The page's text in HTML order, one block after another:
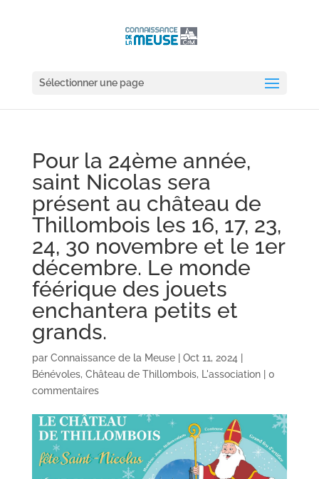
Sélectionner une page
Pour la 24ème année,
saint Nicolas sera
présent au château de
Thillombois les 16, 17, 23,
24, 30 novembre et le 1er
décembre. Le monde
féérique des jouets
enchantera petits et
grands.
par Connaissance de la Meuse| Oct 11, 2024
Bénévoles, Château de Thillombois, L'association| 0
commentaires